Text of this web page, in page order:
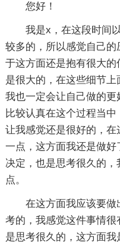
您好！
我是x，在这段时间
较多的，所以感觉自己
于这方面还是抱有很大
是很大的，在这些细节
我也一定会让自己做的
比较认真在这个过程当
让我感觉还是很好的，
一点，这方面我还是做
决定，也是思考很久的
点。
在这方面我应该要
考的，我感觉这件事情
是思考很久的，这方面